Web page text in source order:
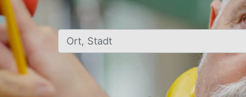
Ort, Stadt